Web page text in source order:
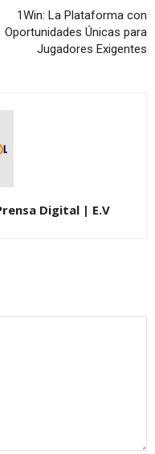
1Win: La Plataforma con
Oportunidades Únicas para
Jugadores Exigentes
Digital | E.V